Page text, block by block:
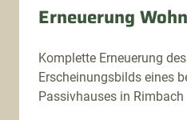
Erneuerung
Komplette Erneuerung
Erscheinungsbilds eines
Passivhauses in Rimbach